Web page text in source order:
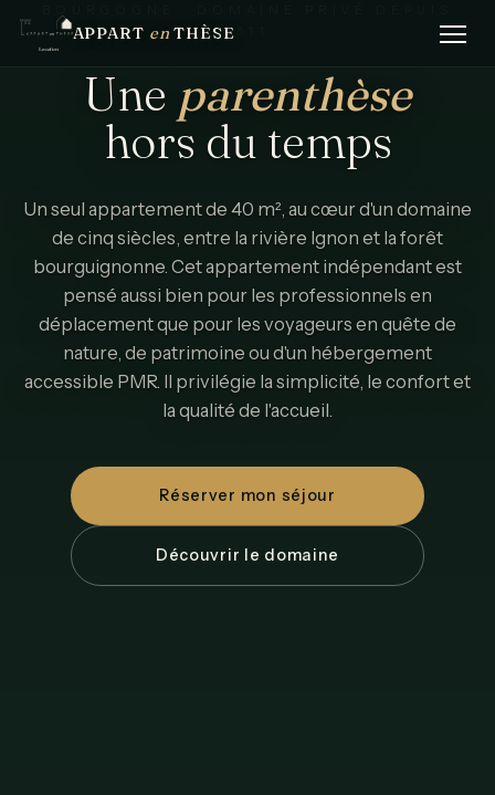
APPART en THÈSE1511
Une parenthèse
hors du temps
Un seul appartement de 40 m², au cœur d'un domaine
de cinq siècles, entre la rivière Ignon et la forêt
bourguignonne. Cet appartement indépendant est
pensé aussi bien pour les professionnels en
déplacement que pour les voyageurs en quête de
nature, de patrimoine ou d'un hébergement
accessible PMR. Il privilégie la simplicité, le confort et
la qualité de l'accueil.
Réserver mon séjour
Découvrir le domaine